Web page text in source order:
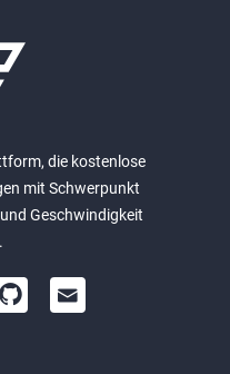
die kostenlose
mit Schwerpunkt
Geschwindigkeit